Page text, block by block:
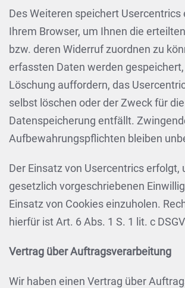
Des Weiteren speichert Usercentrics
Ihrem Browser, um Ihnen die
bzw. deren Widerruf zuordnen zu
erfassten Daten werden
Löschung auffordern, das
selbst löschen oder der Zweck für die
Datenspeicherung entfällt.
Aufbewahrungspflichten bleiben
Der Einsatz von Usercentrics erfolgt,
gesetzlich vorgeschriebenen
Einsatz von Cookies einzuholen.
hierfür ist Art. 6 Abs. 1 S. 1 lit. c
Vertrag über Auftragsverarbeitung
Wir haben einen Vertrag über